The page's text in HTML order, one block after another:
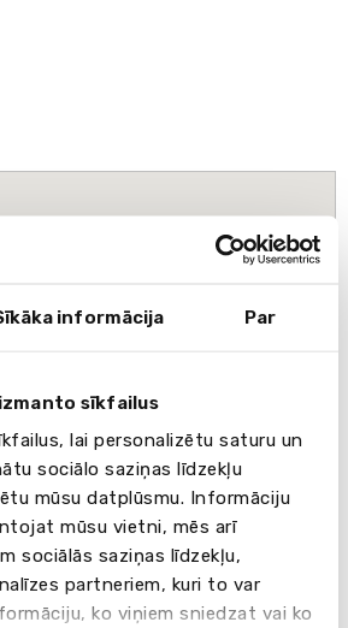
informācija Par
sīkfailus
lai personalizētu saturu un
sociālo saziņas līdzekļu
mūsu datplūsmu. Informāciju
mūsu vietni, mēs arī
sociālās saziņas līdzekļu,
partneriem, kuri to var
ko viņiem sniedzat vai ko